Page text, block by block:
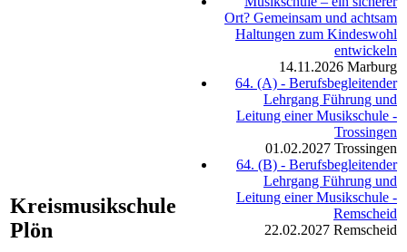
Kreismusikschule
Plön
Ort? Gemeinsam und achtsam
Haltungen zum Kindeswohl
entwickeln
14.11.2026 Marburg
64. (A) - Berufsbegleitender
Lehrgang Führung und
Leitung einer Musikschule -
Trossingen
01.02.2027 Trossingen
64. (B) - Berufsbegleitender
Lehrgang Führung und
Leitung einer Musikschule -
Remscheid
22.02.2027 Remscheid